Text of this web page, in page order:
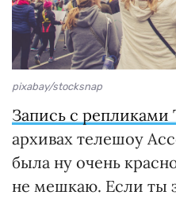
pixabay/stocksnap
Запись с репликами
архивах телешоу
была ну очень
не мешкаю. Если ты